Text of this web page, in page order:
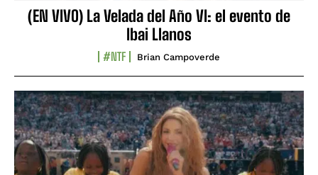
(EN VIVO) La Velada del Año VI: el evento de
Ibai Llanos
#NTF Brian Campoverde